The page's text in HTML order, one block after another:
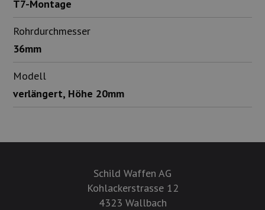
T7-Montage
Rohrdurchmesser
36mm
Modell
verlängert, Höhe 20mm
Schild Waffen AG
Kohlackerstrasse 12
4323 Wallbach